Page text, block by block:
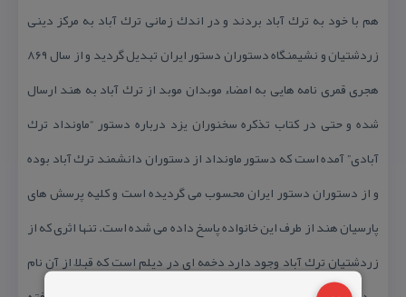
هم با خود به ترك آباد بردند و در اندك زمانی ترك آباد به مركز دینی
زردشتیان و نشیمنگاه دستوران دستور ایران تبدیل گردید و از سال ۸۶۹
هجری قمری نامه هایی به امضاء موبدان موبد از ترك آباد به هند ارسال
شده و حتی در كتاب تذكره سخنوران یزد درباره دستور “ماونداد ترك
آبادی” آمده است كه دستور ماونداد از دستوران دانشمند ترك آباد بوده
و از دستوران دستور ایران محسوب می گردیده است و كلیه پرسش های
پارسیان هند از طرف این خانواده پاسخ داده می شده است. تنها اثری كه از
زردشتیان ترك آباد وجود دارد دخمه ای در دیلم است كه قبلاً از آن نام